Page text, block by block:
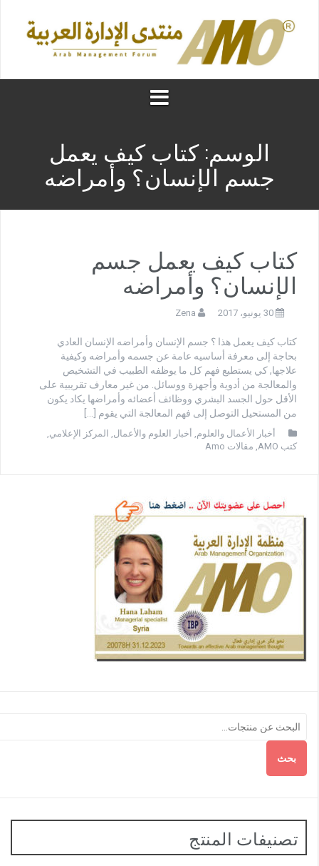
الوسم:كتاب كيف يعمل
جسم الإنسان؟ وأمراضه
كتاب كيف يعمل جسم
الإنسان؟ وأمراضه
30 يونيو، 2017 Zena
كتاب كيف يعمل هذا ؟ جسم الإنسان وأمراضه الإنسان العادي
بحاجة إلى معرفة أساسيه عامة عن جسمه وأمراضه وكيفية
علاجها, كي يستطيع فهم كل ما يوظفه الطبيب في التشخيص
والمعالجة من أدوية وأجهزة ووسائل. من غير معارف تقريبية على
الأقل حول الجسد البشري ووظائف أعضائه وأمراضها يكاد يكون
من المستحيل التوصل إلى فهم المعالجة التي يقوم […]
أخبار الأعمال والعلوم, أخبار العلوم والأعمال , المركز الإعلامي ,
كتب AMO
, مقالات Amo
بحث
تصنيفات المنتج